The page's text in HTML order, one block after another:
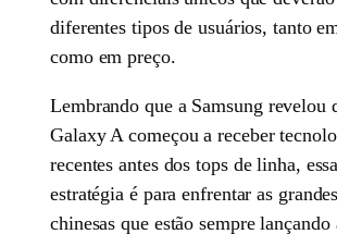
diferentes tipos de usuários, tanto
como em preço.
Lembrando que a Samsung revelou
Galaxy A começou a receber
recentes antes dos tops de linha,
estratégia é para enfrentar as
chinesas que estão sempre lançando